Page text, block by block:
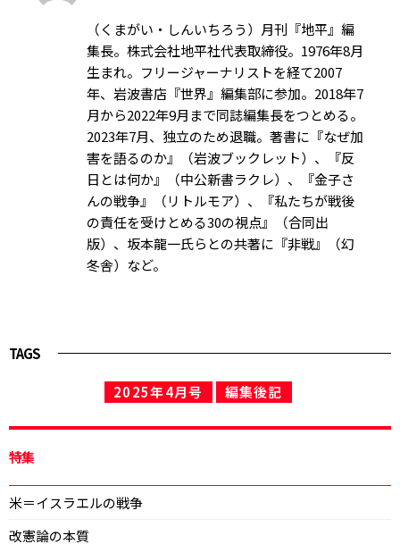
（くまがい・しんいちろう）月刊『地平』編
集長。株式会社地平社代表取締役。1976年8月
生まれ。フリージャーナリストを経て2007
年、岩波書店『世界』編集部に参加。2018年7
月から2022年9月まで同誌編集長をつとめる。
2023年7月、独立のため退職。著書に『なぜ加
害を語るのか』（岩波ブックレット）、『反
日とは何か』（中公新書ラクレ）、『金子さ
んの戦争』（リトルモア）、『私たちが戦後
の責任を受けとめる30の視点』（合同出
版）、坂本龍一氏らとの共著に『非戦』（幻
冬舎）など。
TAGS
2025年4月号 編集後記
特集
米＝イスラエルの戦争
改憲論の本質